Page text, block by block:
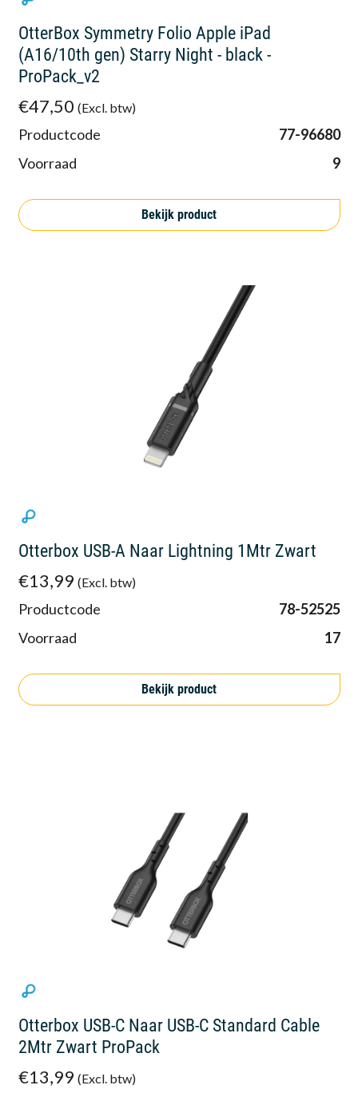
OtterBox Symmetry Folio Apple iPad
(A16/10th gen) Starry Night - black -
ProPack_v2
€47,50 (Excl. btw)
Productcode
77-96680
Voorraad
9
Bekijk product
Otterbox USB-A Naar Lightning 1Mtr Zwart
€13,99 (Excl. btw)
Productcode
78-52525
Voorraad
17
Bekijk product
Otterbox USB-C Naar USB-C Standard Cable
2Mtr Zwart ProPack
€13,99 (Excl. btw)